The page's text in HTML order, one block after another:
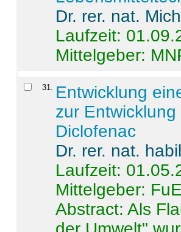
Dr. rer. nat.
Laufzeit:
Mittelgeber:
31. Entwicklung
zur
Diclofenac
Dr. rer. nat.
Laufzeit:
Mittelgeber:
Abstract:Als